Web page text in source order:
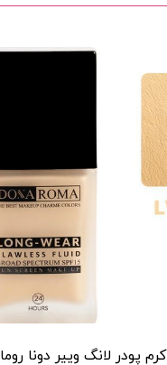
كرم پودر لانگ ويير دونا روما